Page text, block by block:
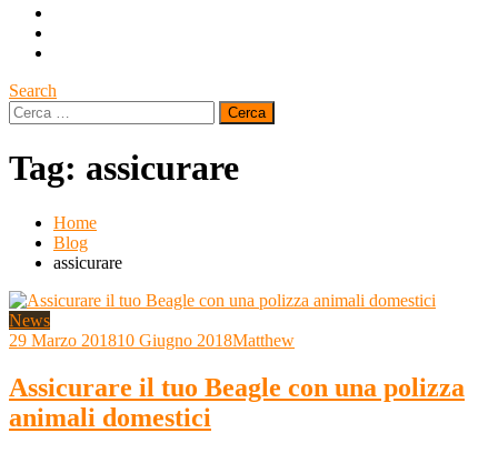
Search
Ricerca
per:
Tag: assicurare
Home
Blog
assicurare
News
29 Marzo 201810 Giugno 2018Matthew
Assicurare il tuo Beagle con una polizza
animali domestici